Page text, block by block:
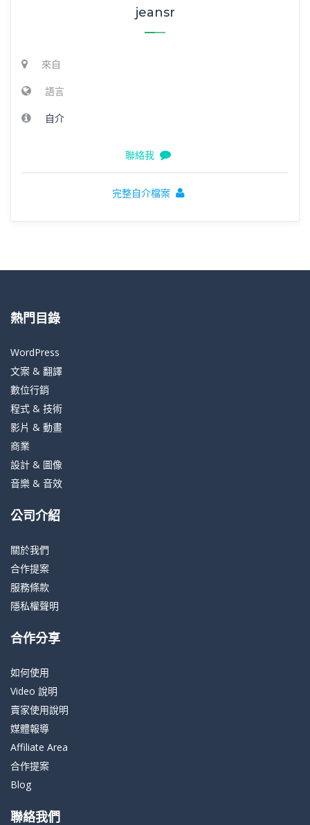
jeansr
來自
語言
自介
聯絡我
完整自介檔案
熱門目錄
WordPress
文案 & 翻譯
數位行銷
程式 & 技術
影片 & 動畫
商業
設計 & 圖像
音樂 & 音效
公司介紹
關於我們
合作提案
服務條款
隱私權聲明
合作分享
如何使用
Video 說明
賣家使用說明
媒體報導
Affiliate Area
合作提案
Blog
聯絡我們